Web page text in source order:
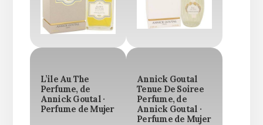
L’ile Au The
Perfume, de
Annick Goutal ·
Perfume de Mujer
Annick Goutal
Tenue De Soiree
Perfume, de
Annick Goutal ·
Perfume de Mujer